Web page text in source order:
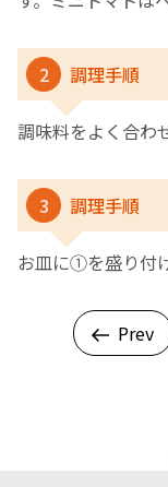
2 調理手順
調味料をよく合わ
3 調理手順
お皿に①を盛り付
Prev